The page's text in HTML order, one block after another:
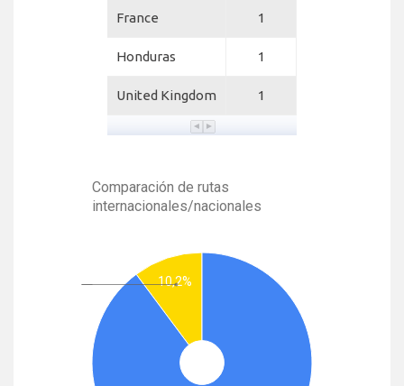
France 1
Honduras 1
United Kingdom 1
Comparación de rutas
internacionales/nacionales
10,2%